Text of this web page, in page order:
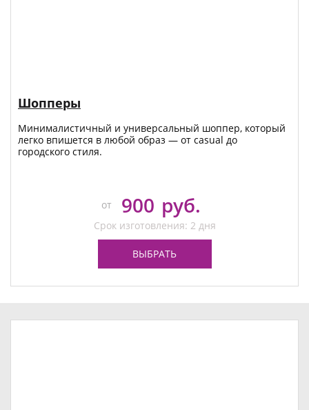
Шопперы
Минималистичный и универсальный шоппер, который
легко впишется в любой образ — от casual до
городского стиля.
от 900 руб.
Срок изготовления: 2 дня
ВЫБРАТЬ